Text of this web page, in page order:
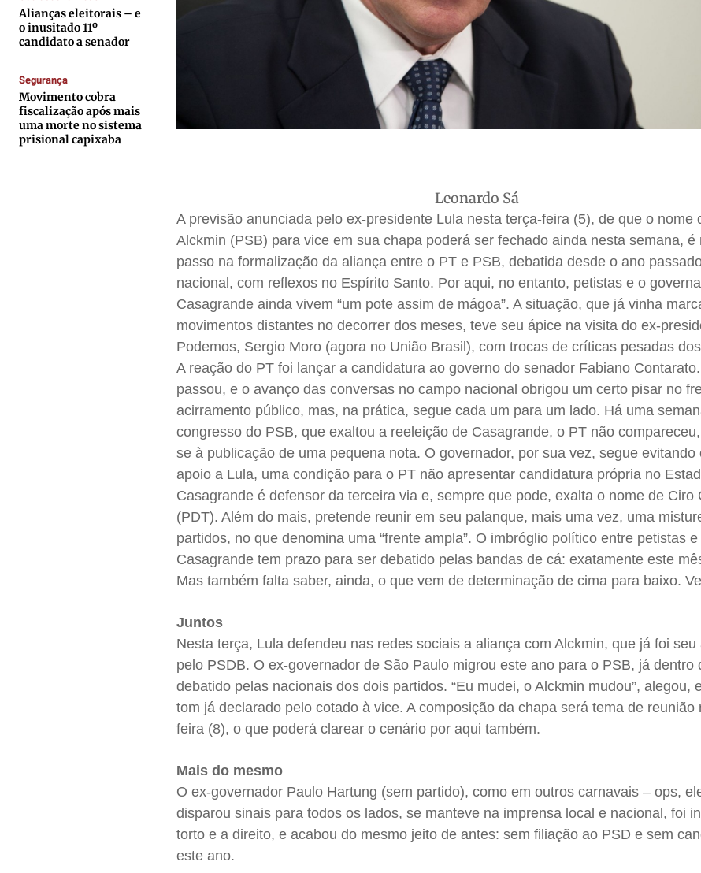
Expediente
Contato
Termos de Uso
Privacidade
Expediente
Contato
Termos de Uso
Privacidade
Expediente
Contato
Termos de Uso
Privacidade
Expediente
Contato
Termos de Uso
Privacidade
Alianças eleitorais – e
o inusitado 11º
candidato a senador
Segurança
Movimento cobra
fiscalização após mais
uma morte no sistema
prisional capixaba
Leonardo Sá
A previsão anunciada pelo ex-presidente Lula nesta terça-feira (5), de que o nome
Alckmin (PSB) para vice em sua chapa poderá ser fechado ainda nesta semana, é
passo na formalização da aliança entre o PT e PSB, debatida desde o ano
nacional, com reflexos no Espírito Santo. Por aqui, no entanto, petistas e o
Casagrande ainda vivem “um pote assim de mágoa”. A situação, que já vinha
movimentos distantes no decorrer dos meses, teve seu ápice na visita do ex-
Podemos, Sergio Moro (agora no União Brasil), com trocas de críticas pesadas
A reação do PT foi lançar a candidatura ao governo do senador Fabiano
passou, e o avanço das conversas no campo nacional obrigou um certo pisar no
acirramento público, mas, na prática, segue cada um para um lado. Há uma
congresso do PSB, que exaltou a reeleição de Casagrande, o PT não
se à publicação de uma pequena nota. O governador, por sua vez, segue evitando
apoio a Lula, uma condição para o PT não apresentar candidatura própria no
Casagrande é defensor da terceira via e, sempre que pode, exalta o nome de Ciro
(PDT). Além do mais, pretende reunir em seu palanque, mais uma vez, uma
partidos, no que denomina uma “frente ampla”. O imbróglio político entre petistas e
Casagrande tem prazo para ser debatido pelas bandas de cá: exatamente este
Mas também falta saber, ainda, o que vem de determinação de cima para baixo.
Juntos
Nesta terça, Lula defendeu nas redes sociais a aliança com Alckmin, que já foi seu
pelo PSDB. O ex-governador de São Paulo migrou este ano para o PSB, já dentro
debatido pelas nacionais dos dois partidos. “Eu mudei, o Alckmin mudou”, alegou,
tom já declarado pelo cotado à vice. A composição da chapa será tema de reunião
feira (8), o que poderá clarear o cenário por aqui também.
Mais do mesmo
O ex-governador Paulo Hartung (sem partido), como em outros carnavais – ops,
disparou sinais para todos os lados, se manteve na imprensa local e nacional, foi
torto e a direito, e acabou do mesmo jeito de antes: sem filiação ao PSD e sem
este ano.